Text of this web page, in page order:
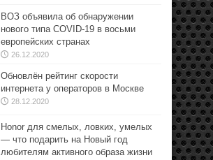
ВОЗ объявила об обнаружении
нового типа COVID-19 в восьми
европейских странах
26.12.2020
Обновлён рейтинг скорости
интернета у операторов в Москве
28.12.2020
Honor для смелых, ловких, умелых
— что подарить на Новый год
любителям активного образа жизни